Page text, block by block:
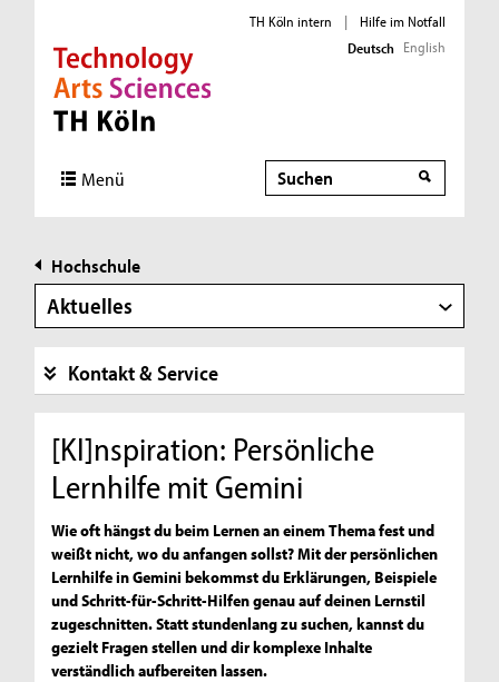
Direkt zur Hauptnavigation
Direkt zur Subnavigation
Direkt zum Inhalt
Direkt zum Fußbereich
TH Köln intern |
Hilfe im Notfall
Deutsch English
Menü Suche
Hochschule
Aktuelles
Kontakt & Service
[KI]nspiration: Persönliche
Lernhilfe mit Gemini
Wie oft hängst du beim Lernen an einem Thema fest und
weißt nicht, wo du anfangen sollst? Mit der persönlichen
Lernhilfe in Gemini bekommst du Erklärungen, Beispiele
und Schritt-für-Schritt-Hilfen genau auf deinen Lernstil
zugeschnitten. Statt stundenlang zu suchen, kannst du
gezielt Fragen stellen und dir komplexe Inhalte
verständlich aufbereiten lassen.